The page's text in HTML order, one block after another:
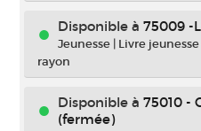
Disponible à 75009 -
Jeunesse | Livre jeunesse
rayon
Disponible à 75010 -
(fermée)